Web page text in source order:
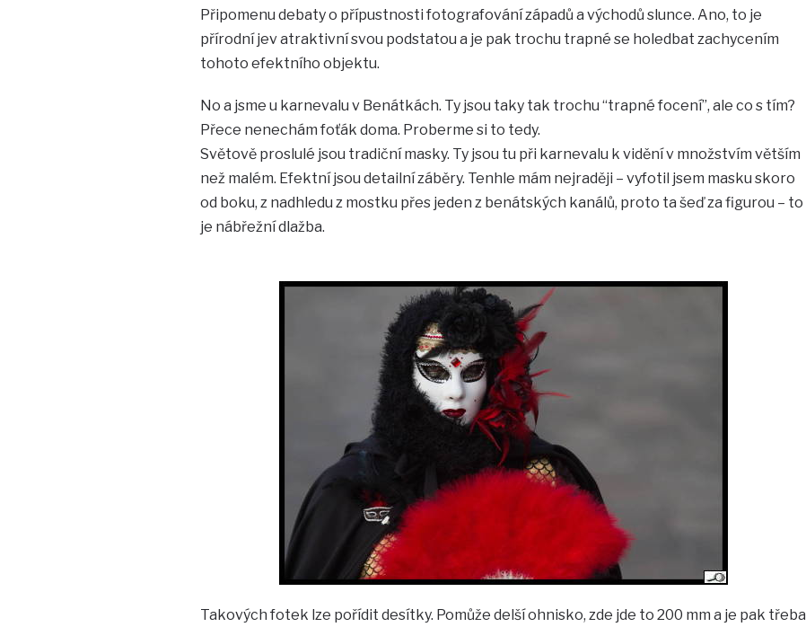
Připomenu debaty o přípustnosti fotografování západů a východů slunce. Ano, to je
přírodní jev atraktivní svou podstatou a je pak trochu trapné se holedbat zachycením
tohoto efektního objektu.
No a jsme u karnevalu v Benátkách. Ty jsou taky tak trochu “trapné focení”, ale co s tím?
Přece nenechám foťák doma. Proberme si to tedy.
Světově proslulé jsou tradiční masky. Ty jsou tu při karnevalu k vidění v množstvím větším
než malém. Efektní jsou detailní záběry. Tenhle mám nejraději – vyfotil jsem masku skoro
od boku, z nadhledu z mostku přes jeden z benátských kanálů, proto ta šeď za figurou – to
je nábřežní dlažba.
Takových fotek lze pořídit desítky. Pomůže delší ohnisko, zde jde to 200 mm a je pak třeba